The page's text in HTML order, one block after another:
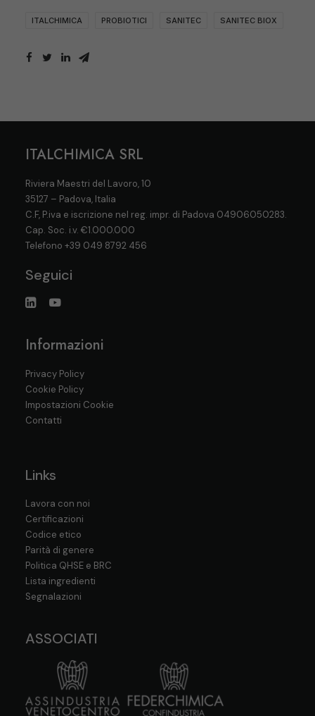
ITALCHIMICA PROBIOTICI SANITEC SANITEC BIOX
ITALCHIMICA SRL
Riviera Maestri del Lavoro, 10
35127 – Padova, Italia
C.F, P.iva e iscrizione nel reg. impr. di Padova 04906050283.
Cap. Soc. i.v. €1.000.000
Telefono +39 049 8792 456
Seguici
Informazioni
Privacy Policy
Cookie Policy
Impostazioni Cookie
Contatti
Links
Lavora con noi
Certificazioni
Codice etico
Parità di genere
Politica QHSE e BRC
Lista ingredienti
Segnalazioni
ASSOCIATI